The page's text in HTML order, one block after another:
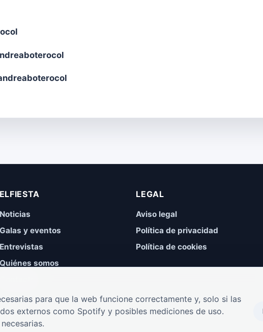
ELFIESTA
Noticias
Galas y eventos
Entrevistas
Quiénes somos
LEGAL
Aviso legal
Política de privacidad
Política de cookies
para que la web funcione correctamente y, solo si las
externos como Spotify y posibles mediciones de uso.